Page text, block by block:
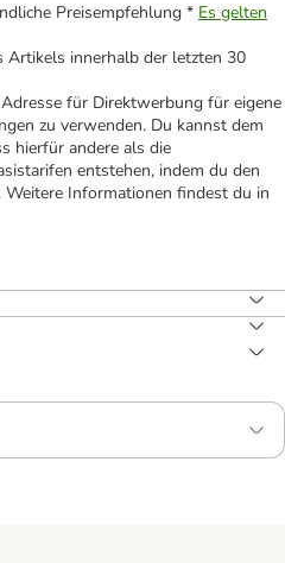
Preisempfehlung * Es gelten
Artikels innerhalb der letzten 30
für Direktwerbung für eigene
zu verwenden. Du kannst dem
hierfür andere als die
entstehen, indem du den
Informationen findest du in